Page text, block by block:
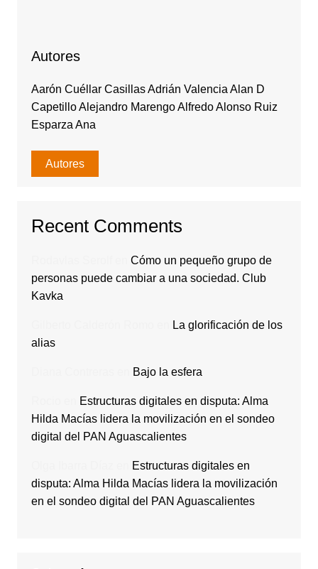
Autores
Aarón Cuéllar Casillas Adrián Valencia Alan D
Capetillo Alejandro Marengo Alfredo Alonso Ruiz
Esparza Ana
Autores
Recent Comments
Cómo un pequeño grupo de
personas puede cambiar a una sociedad. Club
Kavka
La glorificación de los
alias
Bajo la esfera
Estructuras digitales en disputa: Alma
Hilda Macías lidera la movilización en el sondeo
digital del PAN Aguascalientes
Estructuras digitales en
disputa: Alma Hilda Macías lidera la movilización
en el sondeo digital del PAN Aguascalientes